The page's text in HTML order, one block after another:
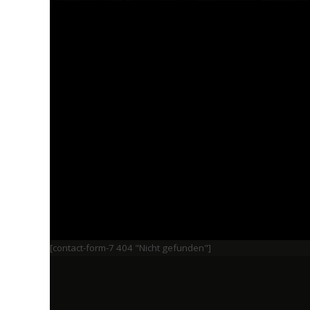
[contact-form-7 404 "Nicht gefunden"]